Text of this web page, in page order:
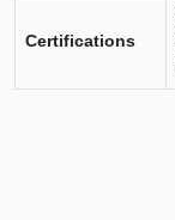
Certifications